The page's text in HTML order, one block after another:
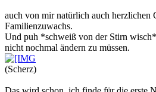
auch von mir natürlich auch herzlichen
Familienzuwachs.
Und puh *schweiß von der Stirn
nicht nochmal ändern zu müssen.
(Scherz)